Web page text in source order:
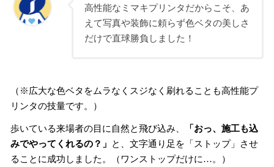
高性能なミマキプリンタだからこそ、あ
えて写真や装飾に頼らず色ベタの美しさ
だけで直球勝負しました！
（※広大な色ベタをムラなくスジなく刷れることも高性能プ
リンタの技量です。）
歩いている来場者の目に自然と飛び込み、
「おっ、施工も込
みでやってくれるの？」 と、文字通り足を「ストップ」させ
ることに成功しました。（ワンストップだけに…。）